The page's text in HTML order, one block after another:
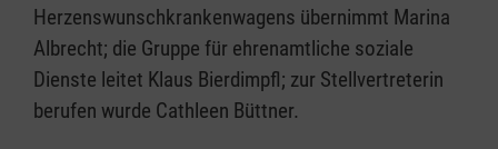
Herzenswunschkrankenwagens übernimmt Marina
Albrecht; die Gruppe für ehrenamtliche soziale
Dienste leitet Klaus Bierdimpfl; zur Stellvertreterin
berufen wurde Cathleen Büttner.